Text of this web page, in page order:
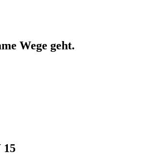
Wege geht.
15